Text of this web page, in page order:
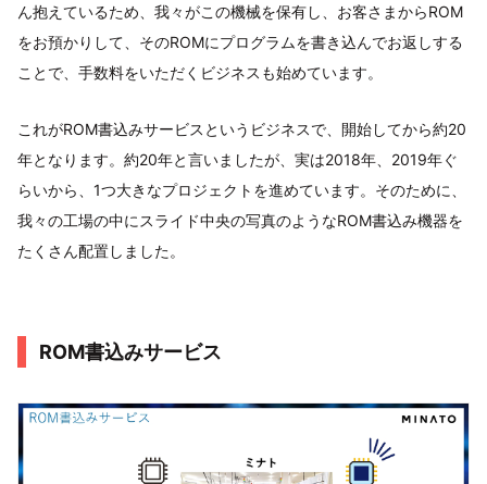
ん抱えているため、我々がこの機械を保有し、お客さまからROM
をお預かりして、そのROMにプログラムを書き込んでお返しする
ことで、手数料をいただくビジネスも始めています。
これがROM書込みサービスというビジネスで、開始してから約20
年となります。約20年と言いましたが、実は2018年、2019年ぐ
らいから、1つ大きなプロジェクトを進めています。そのために、
我々の工場の中にスライド中央の写真のようなROM書込み機器を
たくさん配置しました。
ROM書込みサービス